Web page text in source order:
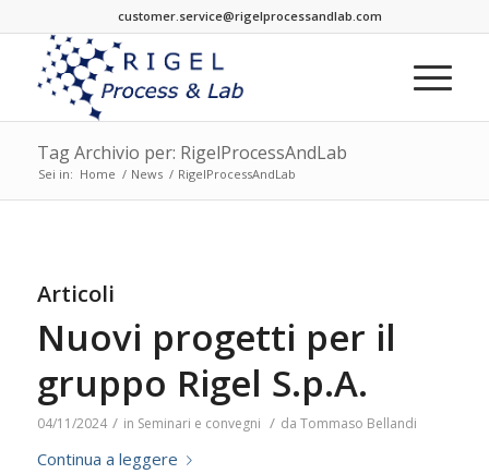
customer.service@rigelprocessandlab.com
Tag Archivio per: RigelProcessAndLab
Sei in: Home / News / RigelProcessAndLab
Articoli
Nuovi progetti per il
gruppo Rigel S.p.A.
04/11/2024 / in Seminari e convegni / da Tommaso Bellandi
Continua a leggere